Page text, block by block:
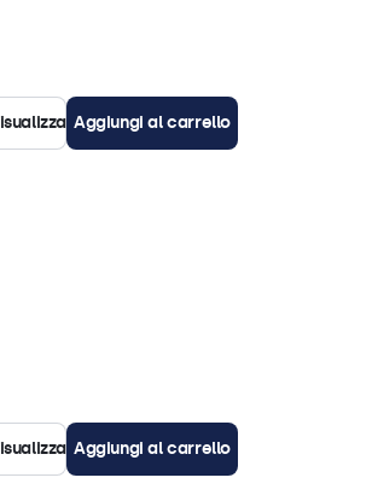
Aggiungi al carrello
Aggiungi al carrello